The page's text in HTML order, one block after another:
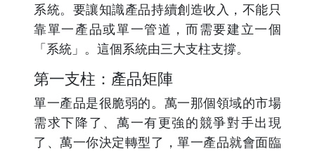
系統。要讓知識產品持續創造收入，不能只
靠單一產品或單一管道，而需要建立一個
「系統」。這個系統由三大支柱支撐。
第一支柱：產品矩陣
單一產品是很脆弱的。萬一那個領域的市場
需求下降了、萬一有更強的競爭對手出現
了、萬一你決定轉型了，單一產品就會面臨